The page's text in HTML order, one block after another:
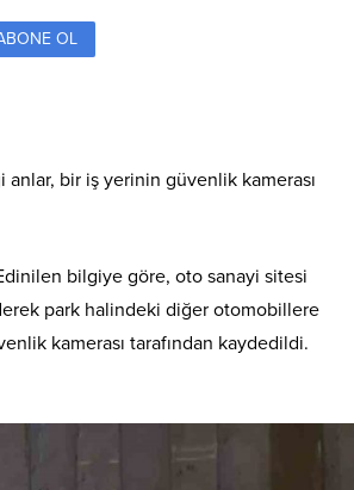
OL
bir iş yerinin güvenlik kamerası
bilgiye göre, oto sanayi sitesi
park halindeki diğer otomobillere
kamerası tarafından kaydedildi.